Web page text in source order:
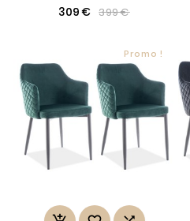
QUALITÉ, COULEUR
309 € 399 €
Promo !